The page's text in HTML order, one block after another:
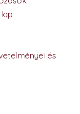
és